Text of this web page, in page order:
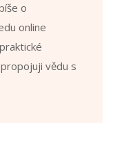
o
online
vědu s